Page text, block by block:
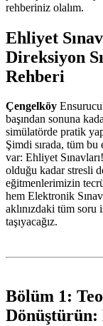
rehberiniz olalım.
Ehliyet
Direksiyon
Rehberi
Çengelköy
başından sonuna
simülatörde pratik
Şimdi sırada, tüm bu
var: Ehliyet
olduğu kadar stresli
eğitmenlerimizin
hem Elektronik
aklınızdaki tüm soru
taşıyacağız.
Bölüm 1:
Dönüştürün: